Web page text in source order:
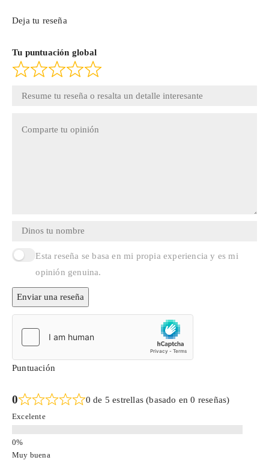
Deja tu reseña
Tu puntuación global
Esta reseña se basa en mi propia experiencia y es mi
opinión genuina.
Enviar una reseña
Puntuación
0 0 de 5 estrellas (basado en 0 reseñas)
Excelente
Muy buena